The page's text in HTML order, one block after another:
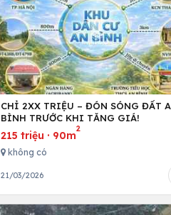
CHỈ 2XX TRIỆU – ĐÓN SÓNG ĐẤT
BÌNH TRƯỚC KHI TĂNG GIÁ!
215 triệu · 90m
2
không có
21/03/2026